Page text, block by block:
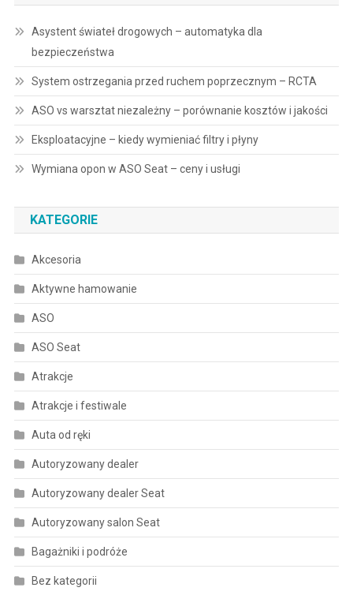
Asystent świateł drogowych – automatyka dla
bezpieczeństwa
System ostrzegania przed ruchem poprzecznym – RCTA
ASO vs warsztat niezależny – porównanie kosztów i jakości
Eksploatacyjne – kiedy wymieniać filtry i płyny
Wymiana opon w ASO Seat – ceny i usługi
KATEGORIE
Akcesoria
Aktywne hamowanie
ASO
ASO Seat
Atrakcje
Atrakcje i festiwale
Auta od ręki
Autoryzowany dealer
Autoryzowany dealer Seat
Autoryzowany salon Seat
Bagażniki i podróże
Bez kategorii